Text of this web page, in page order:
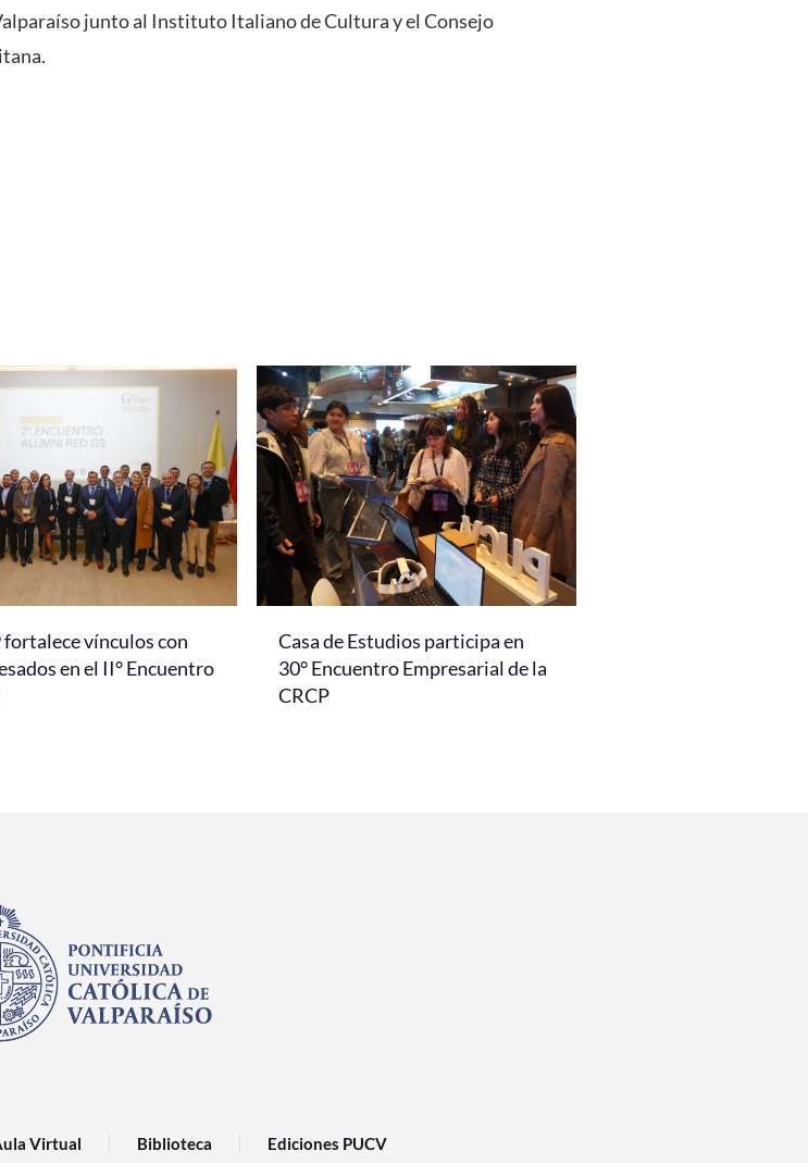
junto al Instituto Italiano de Cultura y el Consejo
fortalece vínculos con
en el II° Encuentro
Casa de Estudios participa en
30° Encuentro Empresarial de la
CRCP
Virtual Biblioteca Ediciones PUCV